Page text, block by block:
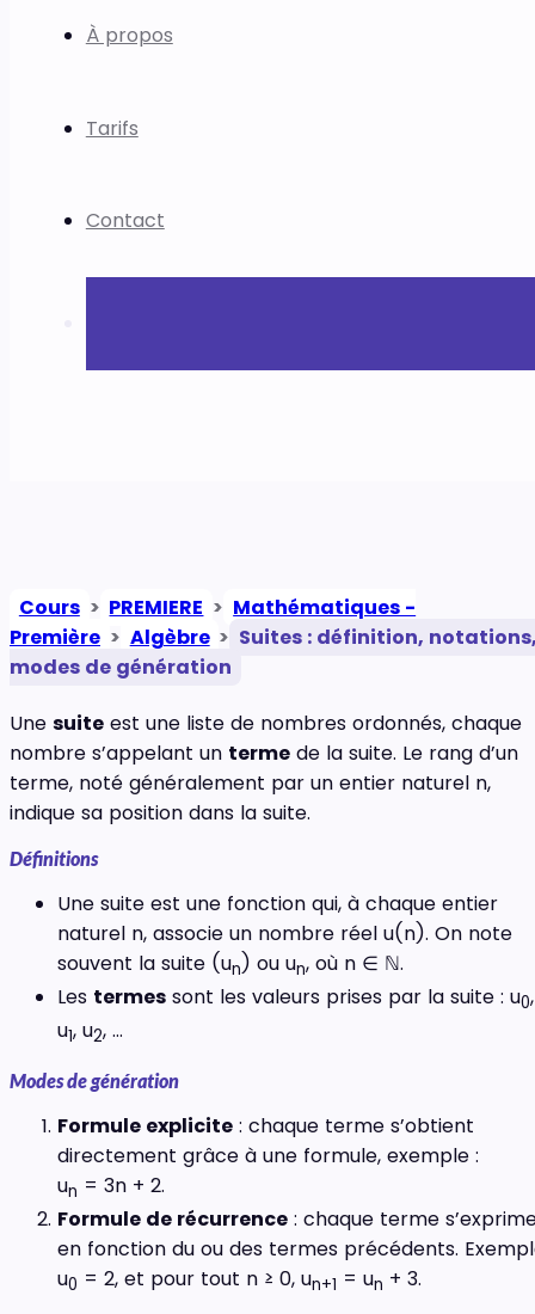
À propos
Tarifs
Contact
Cours > PREMIERE > Mathématiques -
Première > Algèbre > Suites : définition, notations,
modes de génération
Une suite est une liste de nombres ordonnés, chaque
nombre s’appelant un terme de la suite. Le rang d’un
terme, noté généralement par un entier naturel n,
indique sa position dans la suite.
Définitions
Une suite est une fonction qui, à chaque entier
naturel n, associe un nombre réel u(n). On note
souvent la suite (un) ou un, où n ∈ ℕ.
Les termes sont les valeurs prises par la suite : u0,
u1, u2, …
Modes de génération
Formule explicite : chaque terme s’obtient
directement grâce à une formule, exemple :
un = 3n + 2.
Formule de récurrence : chaque terme
en fonction du ou des termes précédents.
u0 = 2, et pour tout n ≥ 0, un+1 = un + 3.